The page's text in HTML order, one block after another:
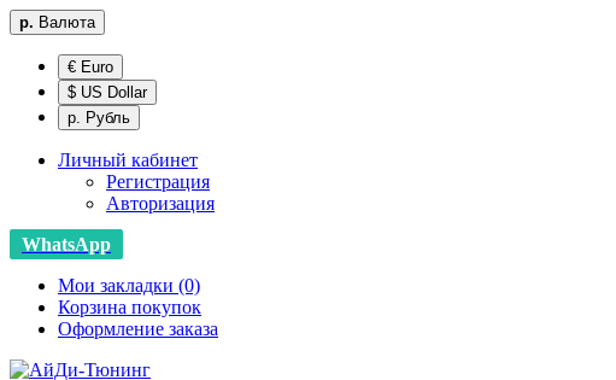
р. Валюта
€ Euro
$ US Dollar
р. Рубль
Личный кабинет
Регистрация
Авторизация
WhatsApp
Мои закладки (0)
Корзина покупок
Оформление заказа